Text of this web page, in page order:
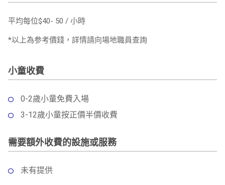
平均每位$40- 50 / 小時
*以上為参考價錢，詳情請向場地職員查詢
小童收費
0-2歲小童免費入場
3-12歲小童按正價半價收費
需要額外收費的設施或服務
未有提供